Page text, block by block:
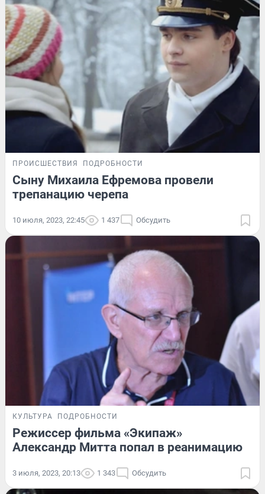
ПРОИСШЕСТВИЯ ПОДРОБНОСТИ
Сыну Михаила Ефремова провели
трепанацию черепа
10 июля, 2023, 22:45 1 437 Обсудить
КУЛЬТУРА ПОДРОБНОСТИ
Режиссер фильма «Экипаж»
Александр Митта попал в реанимацию
3 июля, 2023, 20:13 1 343 Обсудить